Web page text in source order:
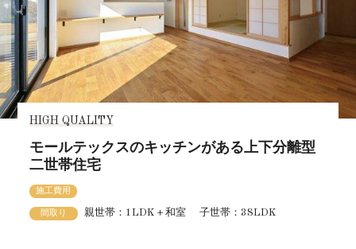
HIGH QUALITY
モールテックスのキッチンがある上下分離型
二世帯住宅
施工費用
間取り 親世帯：1LDK＋和室 子世帯：3SLDK